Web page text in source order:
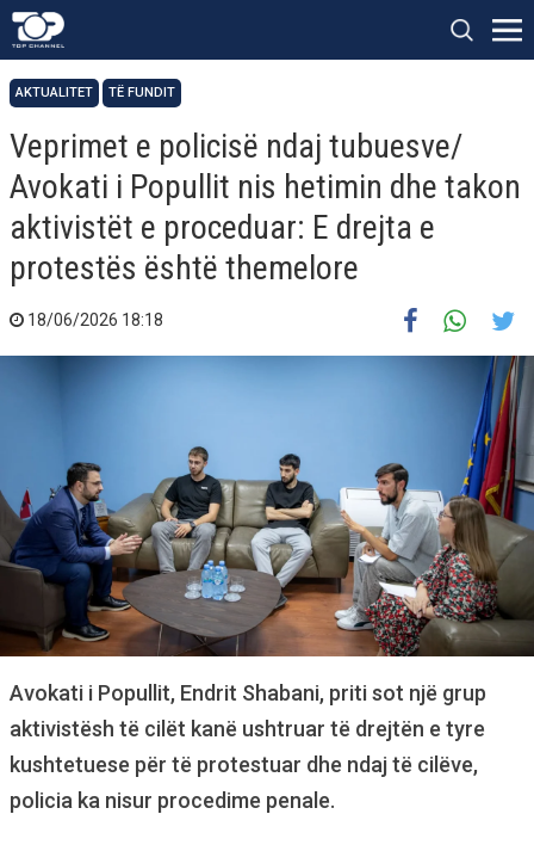
AKTUALITET TË FUNDIT
Veprimet e policisë ndaj tubuesve/
Avokati i Popullit nis hetimin dhe takon
aktivistët e proceduar: E drejta e
protestës është themelore
18/06/2026 18:18
Avokati i Popullit, Endrit Shabani, priti sot një grup
aktivistësh të cilët kanë ushtruar të drejtën e tyre
kushtetuese për të protestuar dhe ndaj të cilëve,
policia ka nisur procedime penale.